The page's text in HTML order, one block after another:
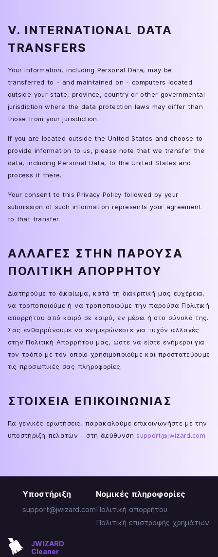
V. INTERNATIONAL DATA
TRANSFERS
Your information, including Personal Data, may be
transferred to - and maintained on - computers located
outside your state, province, country or other governmental
jurisdiction where the data protection laws may differ than
those from your jurisdiction.
If you are located outside the United States and choose to
provide information to us, please note that we transfer the
data, including Personal Data, to the United States and
process it there.
Your consent to this Privacy Policy followed by your
submission of such information represents your agreement
to that transfer.
ΑΛΛΑΓΈΣ ΣΤΗΝ ΠΑΡΟΎΣΑ
ΠΟΛΙΤΙΚΉ ΑΠΟΡΡΉΤΟΥ
Διατηρούμε το δικαίωμα, κατά τη διακριτική μας ευχέρεια,
να τροποποιούμε ή να τροποποιούμε την παρούσα Πολιτική
απορρήτου από καιρό σε καιρό, εν μέρει ή στο σύνολό της.
Σας ενθαρρύνουμε να ενημερώνεστε για τυχόν αλλαγές
στην Πολιτική Απορρήτου μας, ώστε να είστε ενήμεροι για
τον τρόπο με τον οποίο χρησιμοποιούμε και προστατεύουμε
τις προσωπικές σας πληροφορίες.
ΣΤΟΙΧΕΊΑ ΕΠΙΚΟΙΝΩΝΊΑΣ
Για γενικές ερωτήσεις, παρακαλούμε επικοινωνήστε με την
υποστήριξη πελατών - στη διεύθυνσηsupport@jwizard.com
JWIZARD
Cleaner
Υποστήριξη
support@jwizard.com
Νομικές πληροφορίες
Πολιτική απορρήτου
Πολιτική επιστροφής χρημάτων